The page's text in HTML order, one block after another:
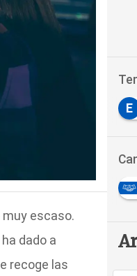
escaso.
dado a
recoge las
E